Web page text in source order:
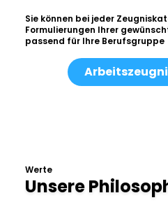
Sie können bei jeder
Formulierungen Ihrer
passend für Ihre Berufsgruppe
Werte
Unsere